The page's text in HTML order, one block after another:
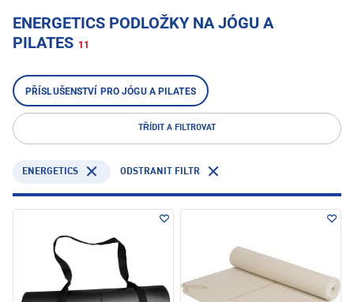
ENERGETICS PODLOŽKY NA JÓGU A
PILATES 11
PŘÍSLUŠENSTVÍ PRO JÓGU A PILATES
TŘÍDIT A FILTROVAT
ENERGETICS ODSTRANIT FILTR